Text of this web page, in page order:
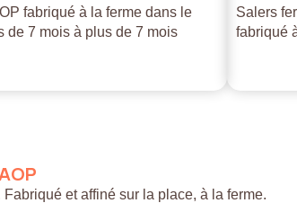
fabriqué à la ferme dans le
de 7 mois à plus de 7 mois
Salers
fabriqué
et affiné sur la place, à la ferme.